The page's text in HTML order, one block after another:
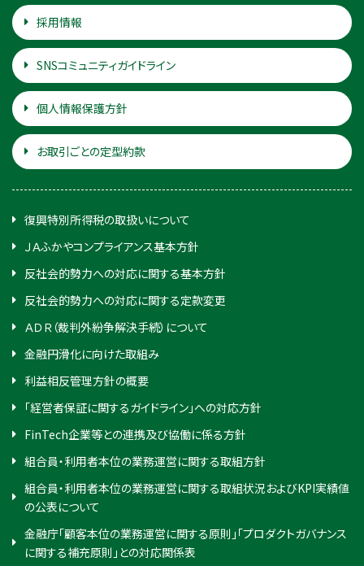
採用情報
SNSコミュニティガイドライン
個人情報保護方針
お取引ごとの定型約款
復興特別所得税の取扱いについて
ＪＡふかやコンプライアンス基本方針
反社会的勢力への対応に関する基本方針
反社会的勢力への対応に関する定款変更
ＡＤＲ（裁判外紛争解決手続）について
金融円滑化に向けた取組み
利益相反管理方針の概要
「経営者保証に関するガイドライン」への対応方針
FinTech企業等との連携及び協働に係る方針
組合員・利用者本位の業務運営に関する取組方針
組合員・利用者本位の業務運営に関する取組状況およびKPI実績値
の公表について
金融庁「顧客本位の業務運営に関する原則」「プロダクトガバナンス
に関する補充原則」との対応関係表